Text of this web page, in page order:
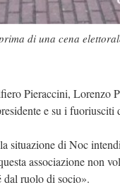
di una cena
Pieraccini, Lorenzo
e su i fuoriusciti
situazione di Noc
associazione non
dal ruolo di socio».